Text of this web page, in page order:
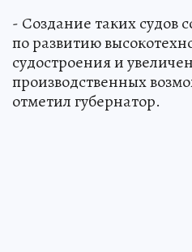
- Создание таких судов
по развитию
судостроения и
производственных
отметил губернатор.